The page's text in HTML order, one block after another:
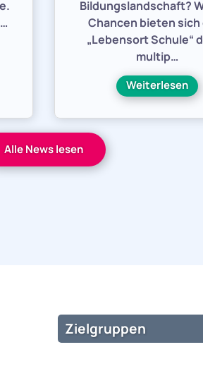
Bildungslandschaft?
Chancen bieten sich
„Lebensort Schule“
multip…
Weiterlesen
Alle News lesen
Zielgruppen